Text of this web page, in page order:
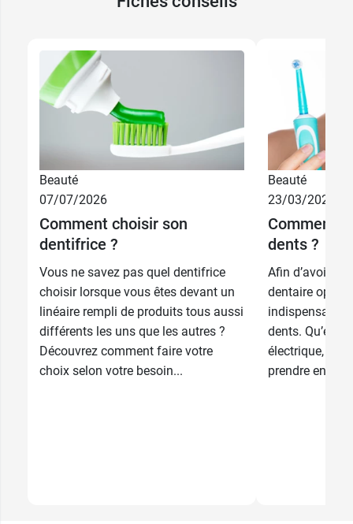
Beauté
07/07/2026
Comment choisir son
dentifrice ?
Vous ne savez pas quel dentifrice
choisir lorsque vous êtes devant un
linéaire rempli de produits tous aussi
différents les uns que les autres ?
Découvrez comment faire votre
choix selon votre besoin...
Beauté
23/03/2026
Comment
dents ?
Afin d’avoir
dentaire
indispensable
dents. Qu’elle
électrique, il y
prendre en